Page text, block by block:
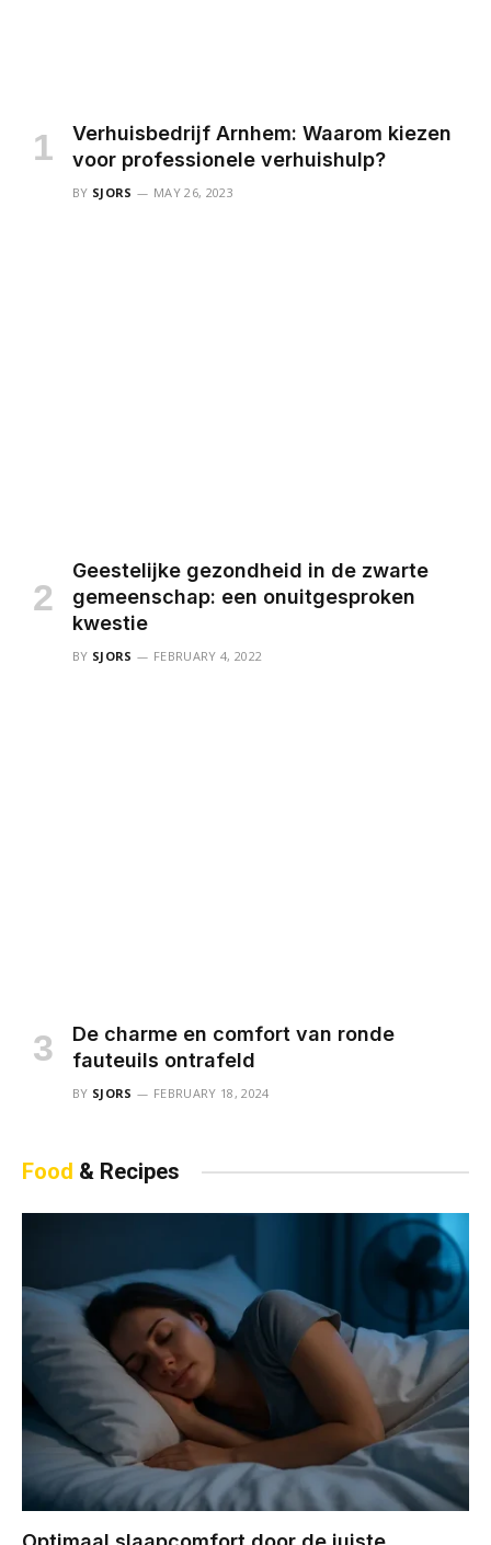
Verhuisbedrijf Arnhem: Waarom kiezen
voor professionele verhuishulp?
BY SJORS MAY 26, 2023
Geestelijke gezondheid in de zwarte
gemeenschap: een onuitgesproken
kwestie
BY SJORS FEBRUARY 4, 2022
De charme en comfort van ronde
fauteuils ontrafeld
BY SJORS FEBRUARY 18, 2024
Food & Recipes